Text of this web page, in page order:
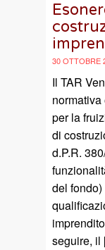
30 OTTOBRE
Il TAR
per la
di
d.P.R.
del
seguire,